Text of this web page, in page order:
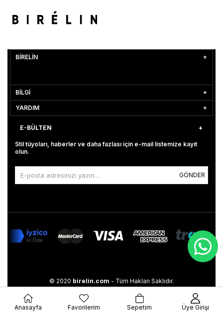
BİRELİN
BİLGİ
YARDIM
E-BÜLTEN
Stil tüyoları, haberler ve daha fazlası için e-mail listemize kayıt
olun.
GÖNDER
© 2020 birelin.com - Tüm Hakları Saklıdır.
Anasayfa Favorilerim Sepetim Üye Girişi